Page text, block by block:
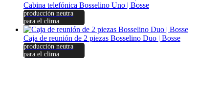
Cabina telefónica Bosselino Uno | Bosse
producción neutra
para el clima
Caja de reunión de 2 piezas Bosselino Duo | Bosse
producción neutra
para el clima